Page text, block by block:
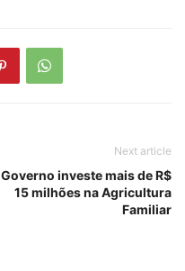
Next article
Governo investe mais de R$
15 milhões na Agricultura
Familiar